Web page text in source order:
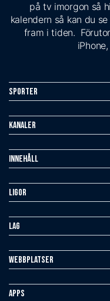
på tv imorgon så
kalendern så kan du
fram i tiden.
Sporter
Kanaler
Innehåll
Ligor
Lag
Webbplatser
Apps